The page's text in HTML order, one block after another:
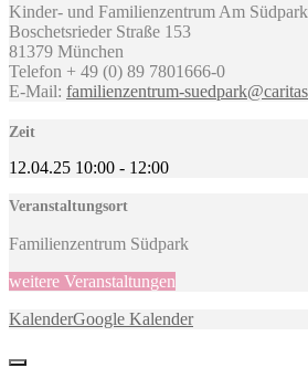
Kinder- und Familienzentrum Am Südpark
Boschetsrieder Straße 153
81379 München
Telefon + 49 (0) 89 7801666-0
E-Mail: familienzentrum-
Zeit
12.04.25 10:00 - 12:00
Veranstaltungsort
Familienzentrum Südpark
weitere Veranstaltungen
KalenderGoogle Kalender